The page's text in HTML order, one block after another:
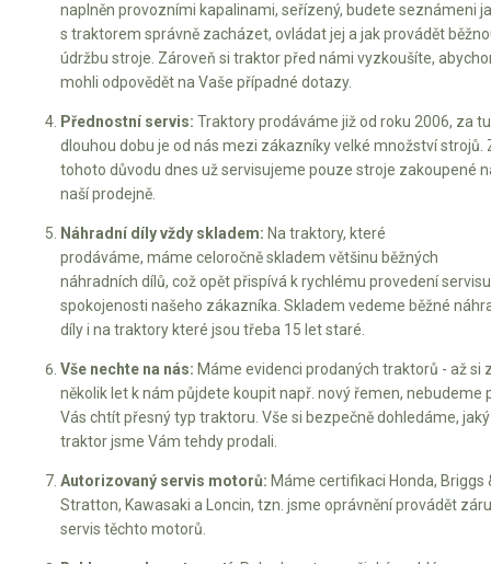
naplněn provozními kapalinami, seřízený, budete seznámeni
s traktorem správně zacházet, ovládat jej a jak provádět
údržbu stroje. Zároveň si traktor před námi vyzkoušíte,
mohli odpovědět na Vaše případné dotazy.
Přednostní servis: Traktory prodáváme již od roku 2006, za
dlouhou dobu je od nás mezi zákazníky velké množství strojů.
tohoto důvodu dnes už servisujeme pouze stroje zakoupené
naší prodejně.
Náhradní díly vždy skladem: Na traktory, které
prodáváme, máme celoročně skladem většinu běžných
náhradních dílů, což opět přispívá k rychlému provedení
spokojenosti našeho zákazníka. Skladem vedeme běžné
díly i na traktory které jsou třeba 15 let staré.
Vše nechte na nás: Máme evidenci prodaných traktorů - až si
několik let k nám půjdete koupit např. nový řemen, nebudeme
Vás chtít přesný typ traktoru. Vše si bezpečně dohledáme, jaký
traktor jsme Vám tehdy prodali.
Autorizovaný servis motorů: Máme certifikaci Honda, Briggs
Stratton, Kawasaki a Loncin, tzn. jsme oprávnění provádět
servis těchto motorů.